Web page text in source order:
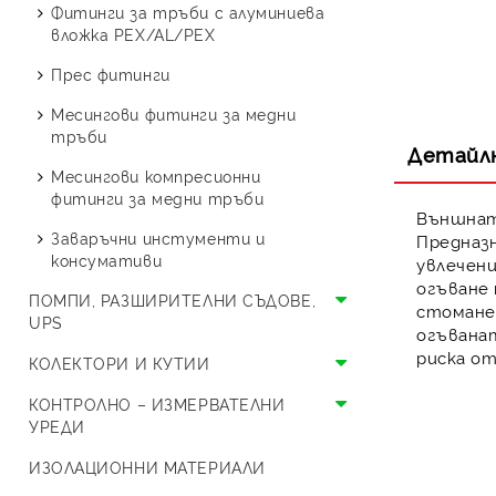
Термопомпи Crystal OPAL
Термопомпи Crystal ONYX
Термопомпи Thermolux
Единичен сплит LG
Моноблок LG
Термопомпи HYUNDAI
Единичен сплит HYUNDAI
Термопомпи Bosch
изолациярезба
резба
Холендрови кранове
Спирателни и шибърни
Смукатели
Поцинковани фитинги
Месингова водопроводна
арматура
Смесители
Фитинги за тръби с алуминиева
вложка PEX/AL/PEX
Прес фитинги
Месингови фитинги за медни
тръби
Месингови компресионни
фитинги за медни тръби
Заваръчни инстументи и
консумативи
ПОМПИ, РАЗШИРИТЕЛНИ СЪДОВЕ,
UPS
Циркулационни помпи и UPS
Разширителни съдове
отворена система
КОЛЕКТОРИ И КУТИИ
Колектори
Кутии
КОНТРОЛНО – ИЗМЕРВАТЕЛНИ
УРЕДИ
Предпазни уреди
ИЗОЛАЦИОННИ МАТЕРИАЛИ
риска